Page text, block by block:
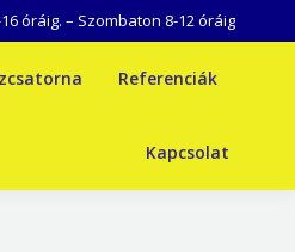
óráig. – Szombaton 8-12 óráig
Referenciák
Kapcsolat